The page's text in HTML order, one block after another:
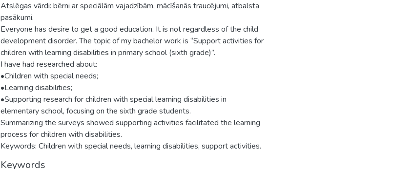
Atslēgas vārdi: bērni ar speciālām vajadzībām, mācīšanās traucējumi, atbalsta
pasākumi.
Everyone has desire to get a good education. It is not regardless of the child
development disorder. The topic of my bachelor work is “Support activities for
children with learning disabilities in primary school (sixth grade)”.
I have had researched about:
•Children with special needs;
•Learning disabilities;
•Supporting research for children with special learning disabilities in
elementary school, focusing on the sixth grade students.
Summarizing the surveys showed supporting activities facilitated the learning
process for children with disabilities.
Keywords: Children with special needs, learning disabilities, support activities.
Keywords